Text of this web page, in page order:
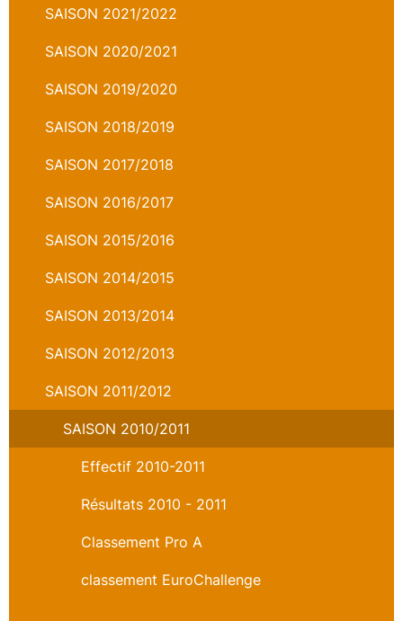
SAISON 2021/2022
SAISON 2020/2021
SAISON 2019/2020
SAISON 2018/2019
SAISON 2017/2018
SAISON 2016/2017
SAISON 2015/2016
SAISON 2014/2015
SAISON 2013/2014
SAISON 2012/2013
SAISON 2011/2012
SAISON 2010/2011
Effectif 2010-2011
Résultats 2010 - 2011
Classement Pro A
classement EuroChallenge